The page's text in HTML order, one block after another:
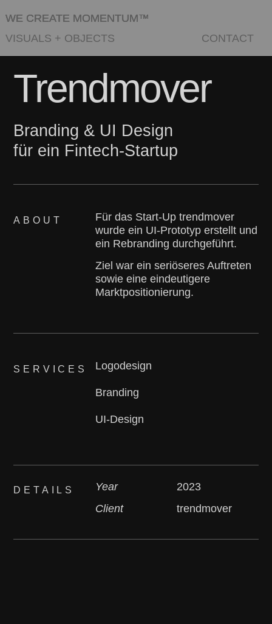
WE CREATE MOMENTUM™
VISUALS + OBJECTS CONTACT
Trendmover
Branding & UI Design
für ein Fintech-Startup
ABOUT
Für das Start-Up trendmover
wurde ein UI-Prototyp erstellt und
ein Rebranding durchgeführt.
Ziel war ein seriöseres Auftreten
sowie eine eindeutigere
Marktpositionierung.
SERVICES Logodesign
Branding
UI-Design
DETAILS Year
2023
Client
trendmover